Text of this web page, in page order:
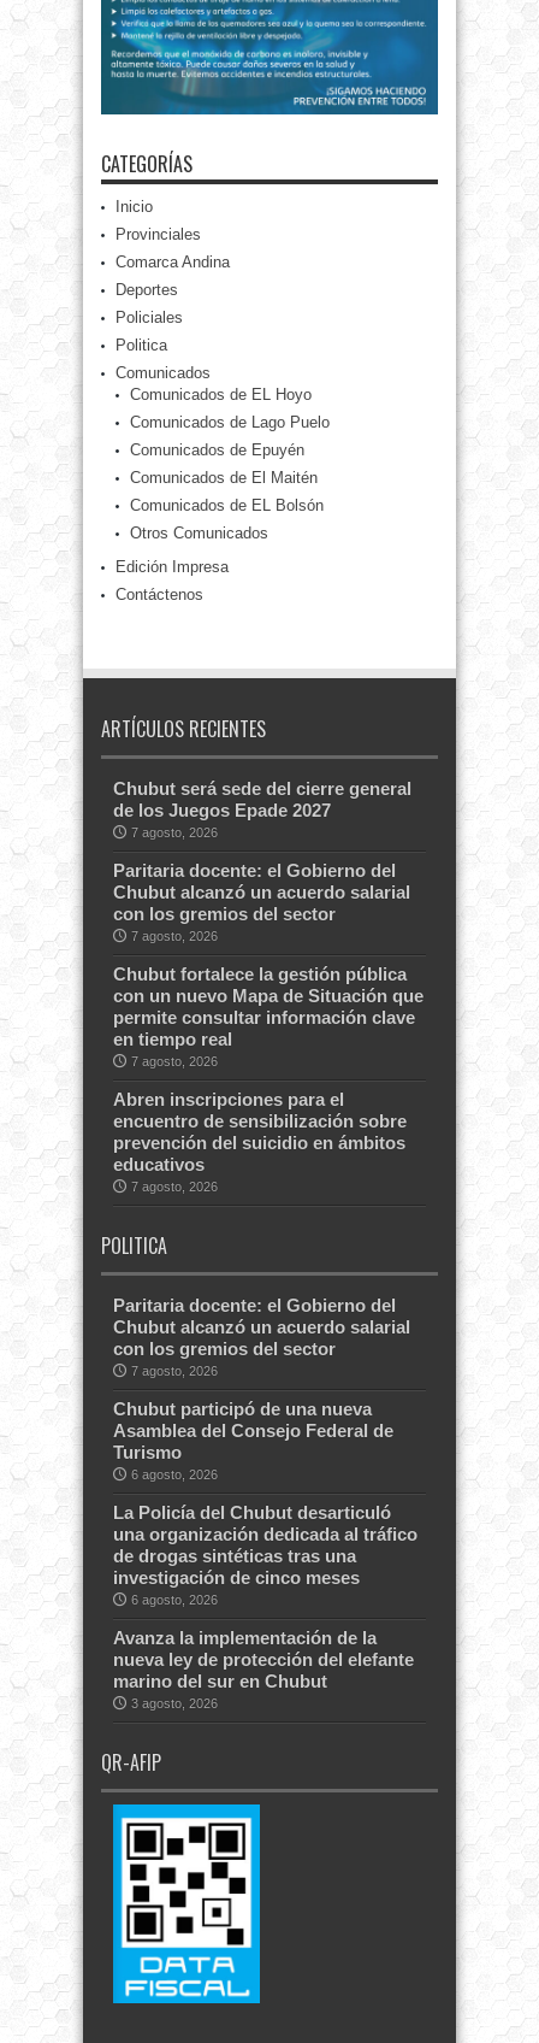
CATEGORÍAS
Inicio
Provinciales
Comarca Andina
Deportes
Policiales
Politica
Comunicados
Comunicados de EL Hoyo
Comunicados de Lago Puelo
Comunicados de Epuyén
Comunicados de El Maitén
Comunicados de EL Bolsón
Otros Comunicados
Edición Impresa
Contáctenos
ARTÍCULOS RECIENTES
Chubut será sede del cierre general
de los Juegos Epade 2027
7 agosto, 2026
Paritaria docente: el Gobierno del
Chubut alcanzó un acuerdo salarial
con los gremios del sector
7 agosto, 2026
Chubut fortalece la gestión pública
con un nuevo Mapa de Situación que
permite consultar información clave
en tiempo real
7 agosto, 2026
Abren inscripciones para el
encuentro de sensibilización sobre
prevención del suicidio en ámbitos
educativos
7 agosto, 2026
POLITICA
Paritaria docente: el Gobierno del
Chubut alcanzó un acuerdo salarial
con los gremios del sector
7 agosto, 2026
Chubut participó de una nueva
Asamblea del Consejo Federal de
Turismo
6 agosto, 2026
La Policía del Chubut desarticuló
una organización dedicada al tráfico
de drogas sintéticas tras una
investigación de cinco meses
6 agosto, 2026
Avanza la implementación de la
nueva ley de protección del elefante
marino del sur en Chubut
3 agosto, 2026
QR-AFIP